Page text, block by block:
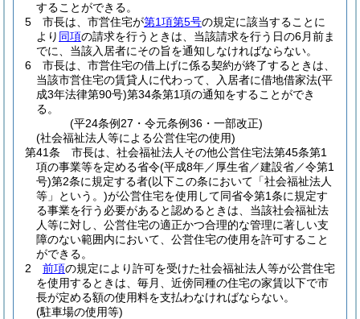
することができる。
5
市長は、市営住宅が第1項第5号の規定に該当することに
より 同項の請求を行うときは、当該請求を行う日の6月前ま
でに、当該入居者にその旨を通知しなければならない。
6
市長は、市営住宅の借上げに係る契約が終了するときは、
当該市営住宅の賃貸人に代わって、入居者に借地借家法(平
成3年法律第90号)第34条第1項の通知をすることができ
る。
(平24条例27・令元条例36・一部改正)
(社会福祉法人等による公営住宅の使用)
第41条
市長は、社会福祉法人その他公営住宅法第45条第1
項の事業等を定める省令(平成8年／厚生省／建設省／令第1
号)第2条に規定する者(以下この条において「社会福祉法人
等」という。)が公営住宅を使用して同省令第1条に規定す
る事業を行う必要があると認めるときは、当該社会福祉法
人等に対し、公営住宅の適正かつ合理的な管理に著しい支
障のない範囲内において、公営住宅の使用を許可すること
ができる。
2
前項の規定により許可を受けた社会福祉法人等が公営住宅
を使用するときは、毎月、近傍同種の住宅の家賃以下で市
長が定める額の使用料を支払わなければならない。
(駐車場の使用等)